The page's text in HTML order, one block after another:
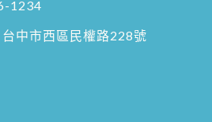
1234
中市西區民權路228號